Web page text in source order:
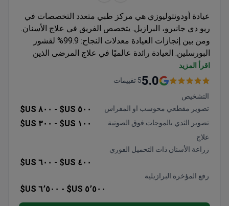
عيادة أودونتوليوزي هي مركز طبي متعدد التخصصات في
ريو دي جانيرو، البرازيل. يتخصص الفريق في علاج الأسنان.
ومن بين إنجازات العيادة معدلات النجاح: 99.9% لقشور
البورسلين. العيادة رائدة عالميًا في علاج المرضى الذين
يعانون من الخوف من الإجراءات الطبية. ترحب بالمرضى
من جميع أنحاء العالم للعلاج مع فريق من المهنيين
أودونتوليوزي للحصول على الرعاية الطبية كل عام. يزور
العيادة المرضى من أوروبا والكومنولث والولايات المتحدة
وكندا وأستراليا والدول الناطقة بالروسية في أغلب الأحيان.
اقرأ المزيد
5.05 تقييمات
التشخيص
تصوير مقطعي محوسب او المفراس
٥٠٠ US$ - ٨٠٠ US$
تصوير الثدي بالموجات فوق الصوتية ١٠٠ US$ - ٣٠٠ US$
علاج
زراعة الأسنان ذات التحميل الفوري
٤٠٠ US$ - ٦٠٠ US$
رفع المؤخرة البرازيلية
٥٬٥٠٠ US$ - ٦٬٥٠٠ US$